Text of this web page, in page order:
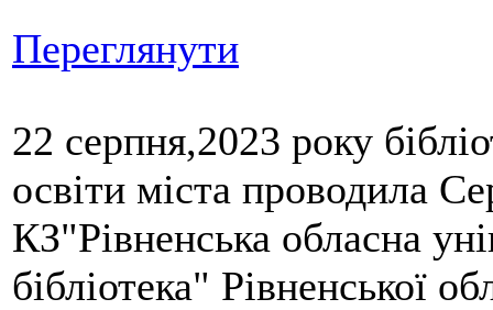
Переглянути
22 серпня,2023 року
освіти міста проводила
КЗ"Рівненська обласна
бібліотека" Рівненської